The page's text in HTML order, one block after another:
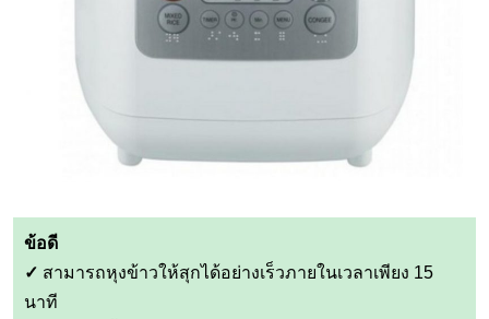
ข้อดี
✓ สามารถหุงข้าวให้สุกได้อย่างเร็วภายในเวลาเพียง 15
นาที